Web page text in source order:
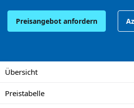
Preisangebot anfordern
Übersicht
Preistabelle